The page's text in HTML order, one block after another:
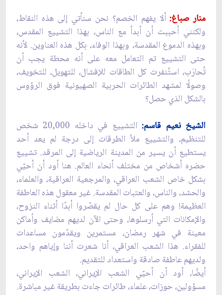
منار صباغ:ألا يفهم الخصم؟ نحن سنأتي إلى هذه النقاط،
ولكنني أحببت أن أبدأ مع الناس، بهذا التشييع المقدس،
وبهذه الدموع المقدسة، وبهذا الوفاء، بكل هذه العناوين. لأنه
حتى التشييع تم التعامل معه على أنه محطة يجب أن
تُحارَب، استُنفرت كل الطاقات للإفشال، للتهويل، للتخويف،
وصولًا لمشهد الطائرات الحربية الصهيونية فوق الرؤوس
بالشكل الذي حصل؟
الشيخ نعيم قاسم:
التشييع في داخله 20,000 شخص
للتنظيم، والتشييع ملأ الطرقات إلى درجة لم يعد أحد
يستطيع أن يسير من المدينة الرياضية إلى المرقد. تشييع
حضره أشخاص من مختلف أنحاء العالم. هنا أود أن أحيّي
بشكل خاص الشعب العراقي، والمرجعية العراقية، والعلماء،
والحشد، والناس، والعتبات المقدسة. غير معقول هذه العاطفة
العظيمة! وهم على كل حال لم يقصّروا أبدًا أثناء النزوح،
والإمكانات التي أرسلوها، وحتى الآن لديهم مضايف وأماكن
معينة في شهر رمضان، مستمرين ويقدّمون مساعدات
للفقراء. هذا الشعب العراقي، أنا شعرت أننا وإياهم واحد،
ولديهم عاطفة صادقة واستعداد للتقديم.
أيضًا، أود أن أحيّي الشعب الإيراني، الشعب الإيراني،
مسؤولين، حوزات، علماء، طائرات جاءت بطريقة غير مباشرة.